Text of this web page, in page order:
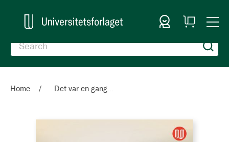
Sign In
My
Cart
Home Det var en gang...